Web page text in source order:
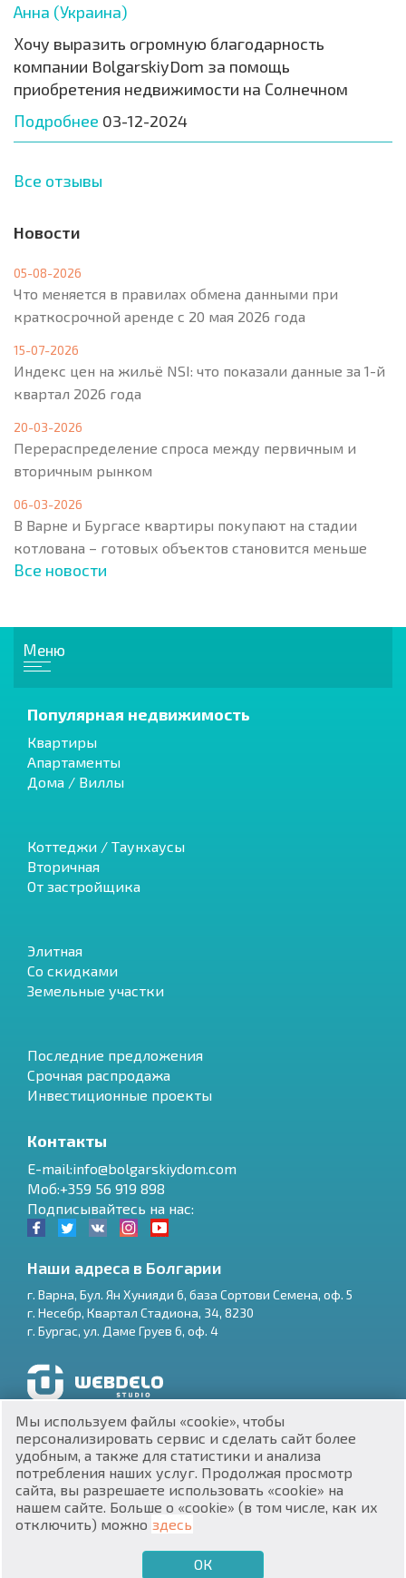
$
₽
₴
zł BG
Анна (Украина)
Хочу выразить огромную благодарность
компании BolgarskiyDom за помощь
приобретения недвижимости на Солнечном
Подробнее 03-12-2024
Все отзывы
Новости
05-08-2026
Что меняется в правилах обмена данными при
краткосрочной аренде с 20 мая 2026 года
15-07-2026
Индекс цен на жильё NSI: что показали данные за 1-й
квартал 2026 года
20-03-2026
Перераспределение спроса между первичным и
вторичным рынком
06-03-2026
В Варне и Бургасе квартиры покупают на стадии
котлована – готовых объектов становится меньше
Все новости
Меню
Популярная недвижимость
Квартиры
Апартаменты
Дома / Виллы
Коттеджи / Таунхаусы
Вторичная
От застройщика
Элитная
Со скидками
Земельные участки
Последние предложения
Срочная распродажа
Инвестиционные проекты
Контакты
E-mail:info@bolgarskiydom.com
Моб:+359 56 919 898
Подписывайтесь на нас:
Наши адреса в Болгарии
г. Варна, Бул. Ян Хунияди 6, база Сортови Семена, оф. 5
г. Несебр, Квартал Стадиона, 34, 8230
г. Бургас, ул. Даме Груев 6, оф. 4
Разработка и SEO продвижение сайтов
ЕИК 201160903
Мы используем файлы «cookie», чтобы
персонализировать сервис и сделать сайт более
удобным, а также для статистики и анализа
потребления наших услуг. Продолжая просмотр
сайта, вы разрешаете использовать «cookie» на
нашем сайте. Больше о «cookie» (в том числе, как их
отключить) можно здесь
ОК